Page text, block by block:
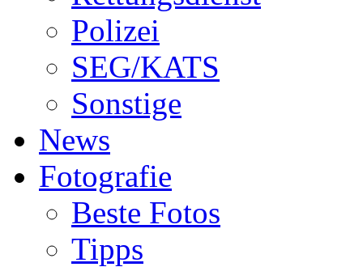
Polizei
SEG/KATS
Sonstige
News
Fotografie
Beste Fotos
Tipps